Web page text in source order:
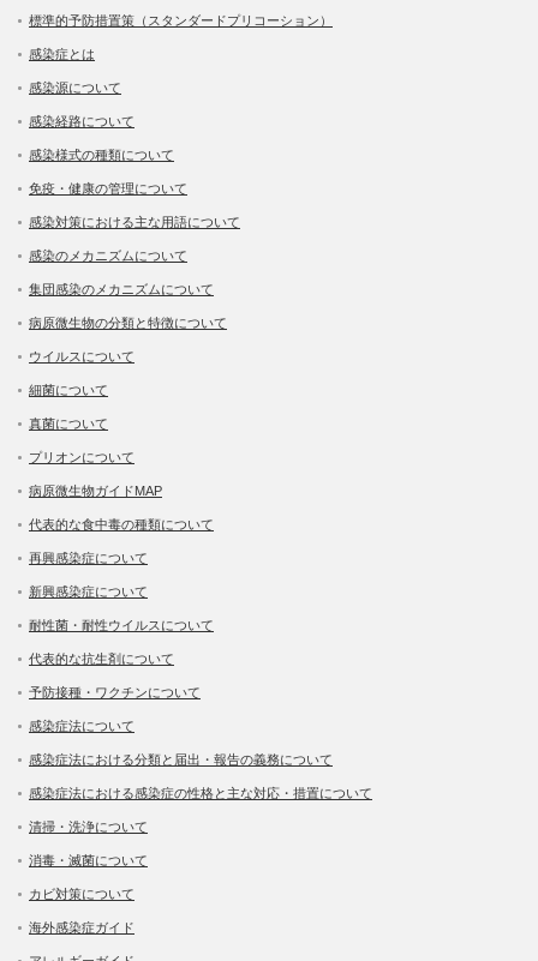
標準的予防措置策（スタンダードプリコーション）
感染症とは
感染源について
感染経路について
感染様式の種類について
免疫・健康の管理について
感染対策における主な用語について
感染のメカニズムについて
集団感染のメカニズムについて
病原微生物の分類と特徴について
ウイルスについて
細菌について
真菌について
プリオンについて
病原微生物ガイドMAP
代表的な食中毒の種類について
再興感染症について
新興感染症について
耐性菌・耐性ウイルスについて
代表的な抗生剤について
予防接種・ワクチンについて
感染症法について
感染症法における分類と届出・報告の義務について
感染症法における感染症の性格と主な対応・措置について
清掃・洗浄について
消毒・滅菌について
カビ対策について
海外感染症ガイド